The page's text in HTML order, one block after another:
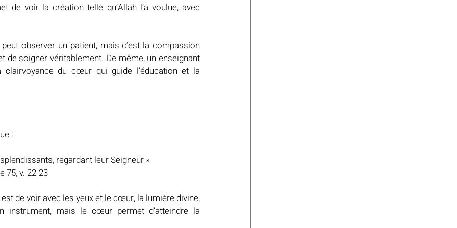
de voir la création telle qu’Allah l’a voulue, avec
observer un patient, mais c’est la compassion
soigner véritablement. De même, un enseignant
du cœur qui guide l’éducation et la
:
regardant leur Seigneur »
75, v. 22-23
de voir avec les yeux et le cœur, la lumière divine,
instrument, mais le cœur permet d’atteindre la